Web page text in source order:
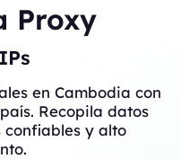
Proxy
en Cambodia con
Recopila datos
confiables y alto